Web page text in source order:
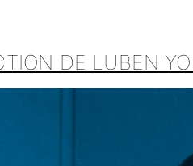
DE LUBEN